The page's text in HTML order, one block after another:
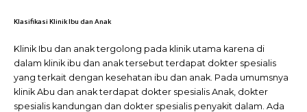
Klasifikasi Klinik Ibu dan Anak
Klinik Ibu dan anak tergolong pada klinik utama karena di
dalam klinik ibu dan anak tersebut terdapat dokter spesialis
yang terkait dengan kesehatan ibu dan anak. Pada umumsnya
klinik Abu dan anak terdapat dokter spesialis Anak, dokter
spesialis kandungan dan dokter spesialis penyakit dalam. Ada